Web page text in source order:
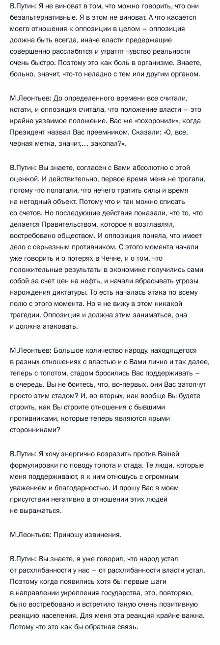
В.Путин: Я не виноват в том, что можно говорить, что они
безальтернативные. Я в этом не виноват. А что касается
моего отношения к оппозиции в целом – оппозиция
должна быть всегда, иначе власти предержащие
совершенно расслабятся и утратят чувство реальности
очень быстро. Поэтому это как боль в организме. Знаете,
больно, значит, что‑то неладно с тем или другим органом.
М.Леонтьев: До определенного времени все считали,
кстати, и оппозиция считала, что положение власти – это
крайне уязвимое положение. Вас же «похоронили», когда
Президент назвал Вас преемником. Сказали: «О, все,
черная метка, значит,… закопал?».
В.Путин: Вы знаете, согласен с Вами абсолютно с этой
оценкой. И действительно, первое время меня не трогали,
потому что полагали, что нечего тратить силы и время
на негодный объект. Потому что и так можно списать
со счетов. Но последующие действия показали, что то, что
делается Правительством, которое я возглавлял,
востребовано обществом. И оппозиция поняла, что имеет
дело с серьезным противником. С этого момента начали
уже говорить и о потерях в Чечне, и о том, что
положительные результаты в экономике получились сами
собой за счет цен на нефть, и начали вбрасывать угрозы
нарождения диктатуры. То есть началась атака по всему
полю с этого момента. Но я не вижу в этом никакой
трагедии. Оппозиция и должна этим заниматься, она
и должна атаковать.
М.Леонтьев: Большое количество народу, находящегося
в разных отношениях с властью и с Вами лично и так далее,
теперь с топотом, стадом бросились Вас поддерживать –
в очередь. Вы не боитесь, что, во‑первых, они Вас затопчут
просто этим стадом? И, во‑вторых, как вообще Вы будете
строить, как Вы строите отношения с бывшими
противниками, которые теперь являются ярыми
сторонниками?
В.Путин: Я хочу энергично возразить против Вашей
формулировки по поводу топота и стада. Те люди, которые
меня поддерживают, я к ним отношусь с огромным
уважением и благодарностью. И прошу Вас в моем
присутствии негативно в отношении этих людей
не выражаться.
М.Леонтьев: Приношу извинения.
В.Путин: Вы знаете, я уже говорил, что народ устал
от расхлябанности у нас – от расхлябанности власти устал.
Поэтому когда появились хотя бы первые шаги
в направлении укрепления государства, это, повторяю,
было востребовано и встретило такую очень позитивную
реакцию населения. Для меня эта реакция крайне важна.
Потому что это как бы обратная связь.